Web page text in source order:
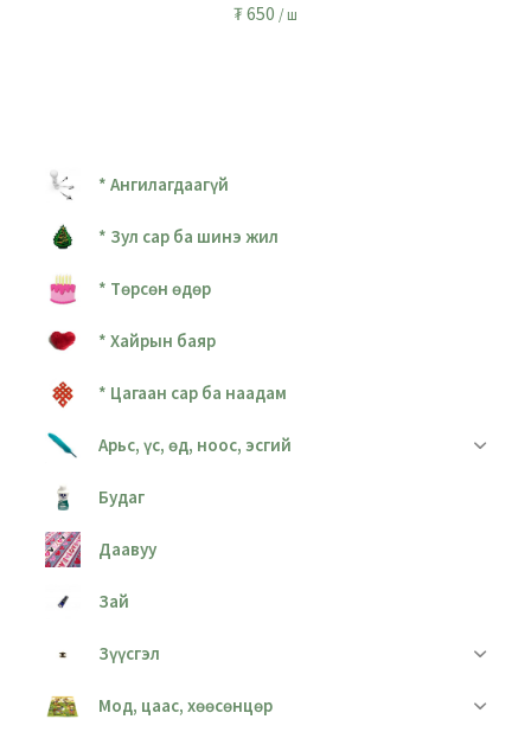
₮650 / ш
* Ангилагдаагүй
* Зул сар ба шинэ жил
* Төрсөн өдөр
* Хайрын баяр
* Цагаан сар ба наадам
Арьс, үс, өд, ноос, эсгий
Будаг
Даавуу
Зай
Зүүсгэл
Мод, цаас, хөөсөнцөр